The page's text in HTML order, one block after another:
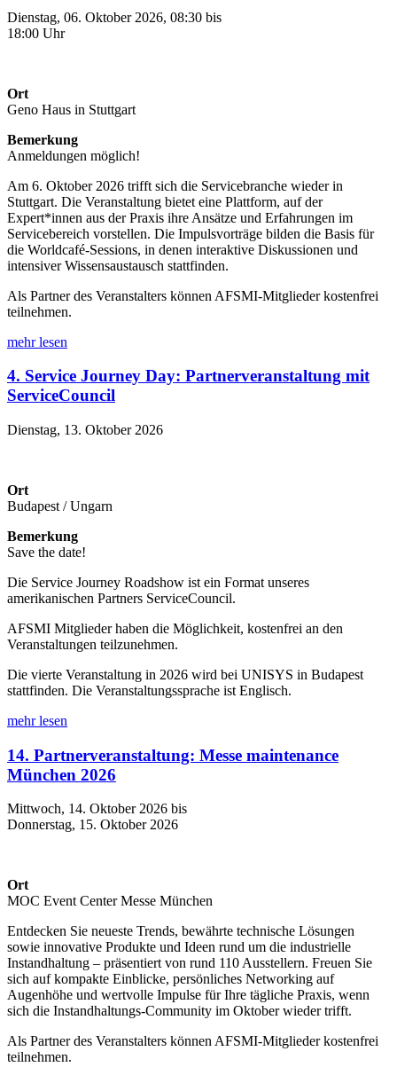
Dienstag, 06. Oktober 2026, 08:30 bis
18:00 Uhr
Ort
Geno Haus in Stuttgart
Bemerkung
Anmeldungen möglich!
Am 6. Oktober 2026 trifft sich die Servicebranche wieder in
Stuttgart. Die Veranstaltung bietet eine Plattform, auf der
Expert*innen aus der Praxis ihre Ansätze und Erfahrungen im
Servicebereich vorstellen. Die Impulsvorträge bilden die Basis für
die Worldcafé-Sessions, in denen interaktive Diskussionen und
intensiver Wissensaustausch stattfinden.
Als Partner des Veranstalters können AFSMI-Mitglieder kostenfrei
teilnehmen.
mehr lesen
4. Service Journey Day: Partnerveranstaltung mit
ServiceCouncil
Dienstag, 13. Oktober 2026
Ort
Budapest / Ungarn
Bemerkung
Save the date!
Die Service Journey Roadshow ist ein Format unseres
amerikanischen Partners ServiceCouncil.
AFSMI Mitglieder haben die Möglichkeit, kostenfrei an den
Veranstaltungen teilzunehmen.
Die vierte Veranstaltung in 2026 wird bei UNISYS in Budapest
stattfinden. Die Veranstaltungssprache ist Englisch.
mehr lesen
14. Partnerveranstaltung: Messe maintenance
München 2026
Mittwoch, 14. Oktober 2026 bis
Donnerstag, 15. Oktober 2026
Ort
MOC Event Center Messe München
Entdecken Sie neueste Trends, bewährte technische Lösungen
sowie innovative Produkte und Ideen rund um die industrielle
Instandhaltung – präsentiert von rund 110 Ausstellern. Freuen Sie
sich auf kompakte Einblicke, persönliches Networking auf
Augenhöhe und wertvolle Impulse für Ihre tägliche Praxis, wenn
sich die Instandhaltungs-Community im Oktober wieder trifft.
Als Partner des Veranstalters können AFSMI-Mitglieder kostenfrei
teilnehmen.